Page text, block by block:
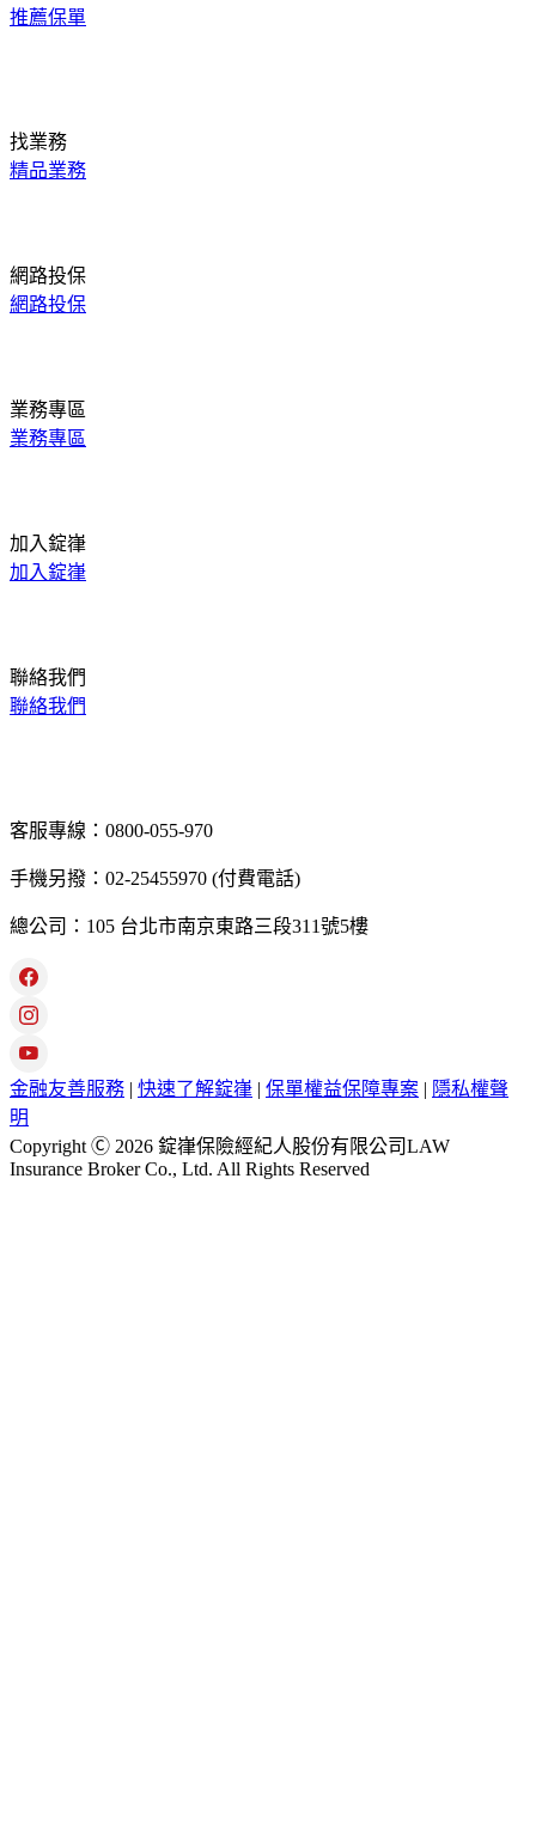
推薦保單
找業務
精品業務
網路投保
網路投保
業務專區
業務專區
加入錠嵂
加入錠嵂
聯絡我們
聯絡我們
客服專線：0800-055-970
手機另撥：02-25455970 (付費電話)
總公司：105 台北市南京東路三段311號5樓
金融友善服務 | 快速了解錠嵂 | 保單權益保障專案 | 隱私權聲
明
Copyright Ⓒ 2026 錠嵂保險經紀人股份有限公司LAW
Insurance Broker Co., Ltd. All Rights Reserved